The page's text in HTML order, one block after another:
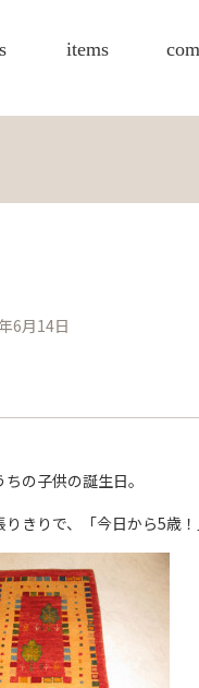
items
6月14日
の子供の誕生日。
りきりで、「今日から5歳